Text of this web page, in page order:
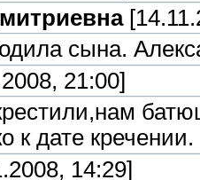
сына.
21:00]
к дате
14:29]